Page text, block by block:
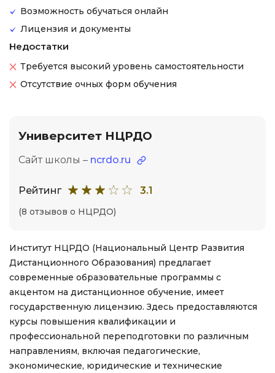
Возможность обучаться онлайн
Лицензия и документы
Недостатки
Требуется высокий уровень самостоятельности
Отсутствие очных форм обучения
Университет НЦРДО
Сайт школы – ncrdo.ru
Рейтинг 3.1
(8 отзывов о НЦРДО)
Институт НЦРДО (Национальный Центр Развития
Дистанционного Образования) предлагает
современные образовательные программы с
акцентом на дистанционное обучение, имеет
государственную лицензию. Здесь предоставляются
курсы повышения квалификации и
профессиональной переподготовки по различным
направлениям, включая педагогические,
экономические, юридические и технические